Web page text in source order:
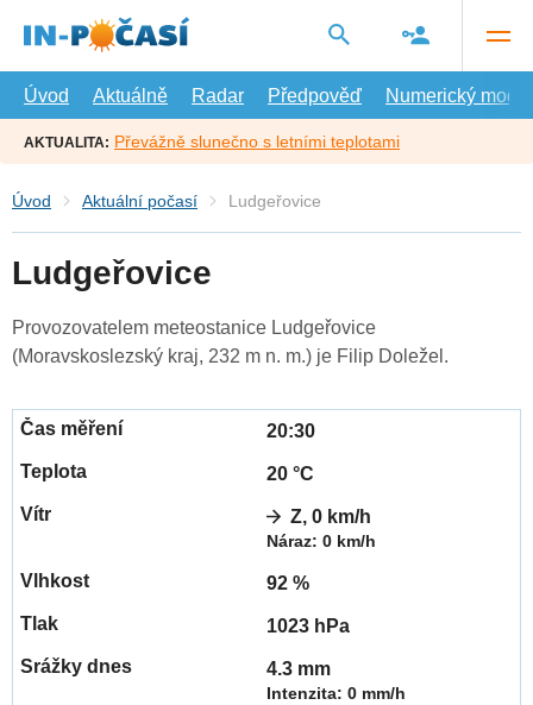
hlavní
Úvod
Aktuálně Radar Předpověď Numerický model
AKTUALITA: Převážně slunečno s letními teplotami
Úvod Aktuální počasí Ludgeřovice
Ludgeřovice
Provozovatelem meteostanice Ludgeřovice
(Moravskoslezský kraj, 232 m n. m.) je Filip Doležel.
20:30
20 °C
Z, 0 km/h
Náraz: 0 km/h
92 %
1023 hPa
4.3 mm
Intenzita: 0 mm/h